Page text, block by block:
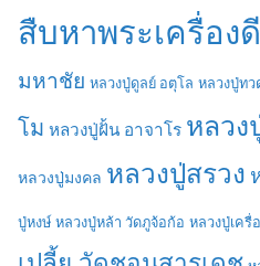
สืบหาพระเครื่องดี
มหาชัย หลวงปู่ดูลย์ อตุโล หลวงปู่ทว
โม หลวงปู่ฝั้น อาจาโร หลวง
หลวงปู่มงคล หลวงปู่สรวง
ปู่หงษ์ หลวงปู่หล้า วัดภูจ้อก้อ หลวงปู่เครื่